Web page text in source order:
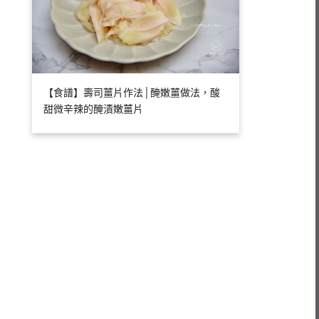
【食譜】壽司薑片作法│醃嫩薑做法，酸
甜微辛辣的醃漬嫩薑片